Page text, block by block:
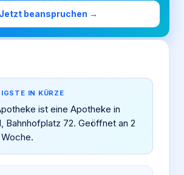
Jetzt beanspruchen →
IN KÜRZE
ist eine Apotheke in
Bahnhofplatz 72. Geöffnet an 2